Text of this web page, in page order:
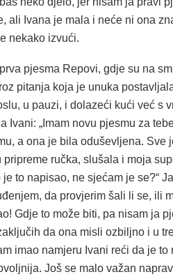
ali Ivana je mala i neće ni ona
nekako izvući.
pjesma Repovi, gdje su na
pitanja koja je unuka
u pauzi, i dolazeći kući već s
Ivani: „Imam novu pjesmu za
a ona je bila oduševljena. Sve
ručka, slušala i moja
to napisao, ne sjećam je se?“
da provjerim šali li se, ili
Gdje to može biti, pa nisam ja
da ona misli ozbiljno i u
imao namjeru Ivani reći da je to
Još se malo važan